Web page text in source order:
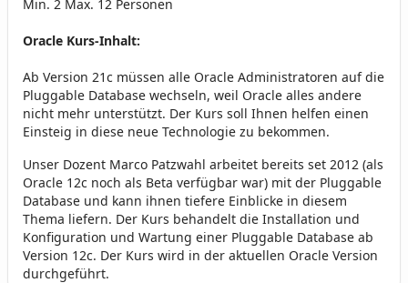
Min. 2 Max. 12 Personen
Oracle Kurs-Inhalt:
Ab Version 21c müssen alle Oracle Administratoren auf die
Pluggable Database wechseln, weil Oracle alles andere
nicht mehr unterstützt. Der Kurs soll Ihnen helfen einen
Einsteig in diese neue Technologie zu bekommen.
Unser Dozent Marco Patzwahl arbeitet bereits set 2012 (als
Oracle 12c noch als Beta verfügbar war) mit der Pluggable
Database und kann ihnen tiefere Einblicke in diesem
Thema liefern. Der Kurs behandelt die Installation und
Konfiguration und Wartung einer Pluggable Database ab
Version 12c. Der Kurs wird in der aktuellen Oracle Version
durchgeführt.